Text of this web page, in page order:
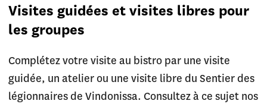
Visites guidées et visites libres pour
les groupes
Complétez votre visite au bistro par une visite
guidée, un atelier ou une visite libre du Sentier des
légionnaires de Vindonissa. Consultez à ce sujet nos